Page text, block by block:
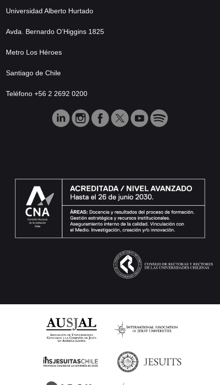
Universidad Alberto Hurtado
Avda. Bernardo O’Higgins 1825
Metro Los Héroes
Santiago de Chile
Teléfono +56 2 2692 0200